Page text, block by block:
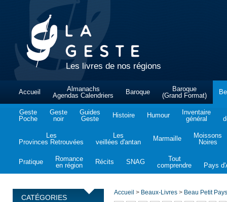
Les livres de nos régions
Accueil
Almanachs
Agendas Calendriers
Baroque
Baroque
(Grand Format)
Geste
Poche
Geste
noir
Guides
Geste
Histoire Humour
Inventaire
général
Les
Provinces Retrouvées
Les
veillées d'antan
Marmaille
Moissons
Noires
Pratique
Romance
en région
Récits SNAG
Tout
comprendre
Pays
CATÉGORIES
Accueil > Beaux-Livres > Beau Petit Pays